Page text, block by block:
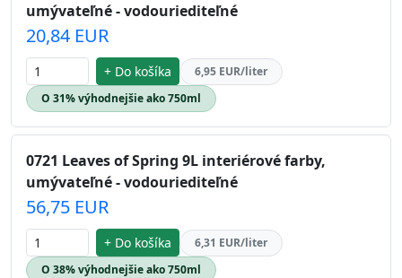
umývateľné - vodouriediteľné
20,84 EUR
+ Do košíka
6,95 EUR/liter
O 31% výhodnejšie ako 750ml
0721 Leaves of Spring 9L interiérové farby,
umývateľné - vodouriediteľné
56,75 EUR
+ Do košíka
6,31 EUR/liter
O 38% výhodnejšie ako 750ml